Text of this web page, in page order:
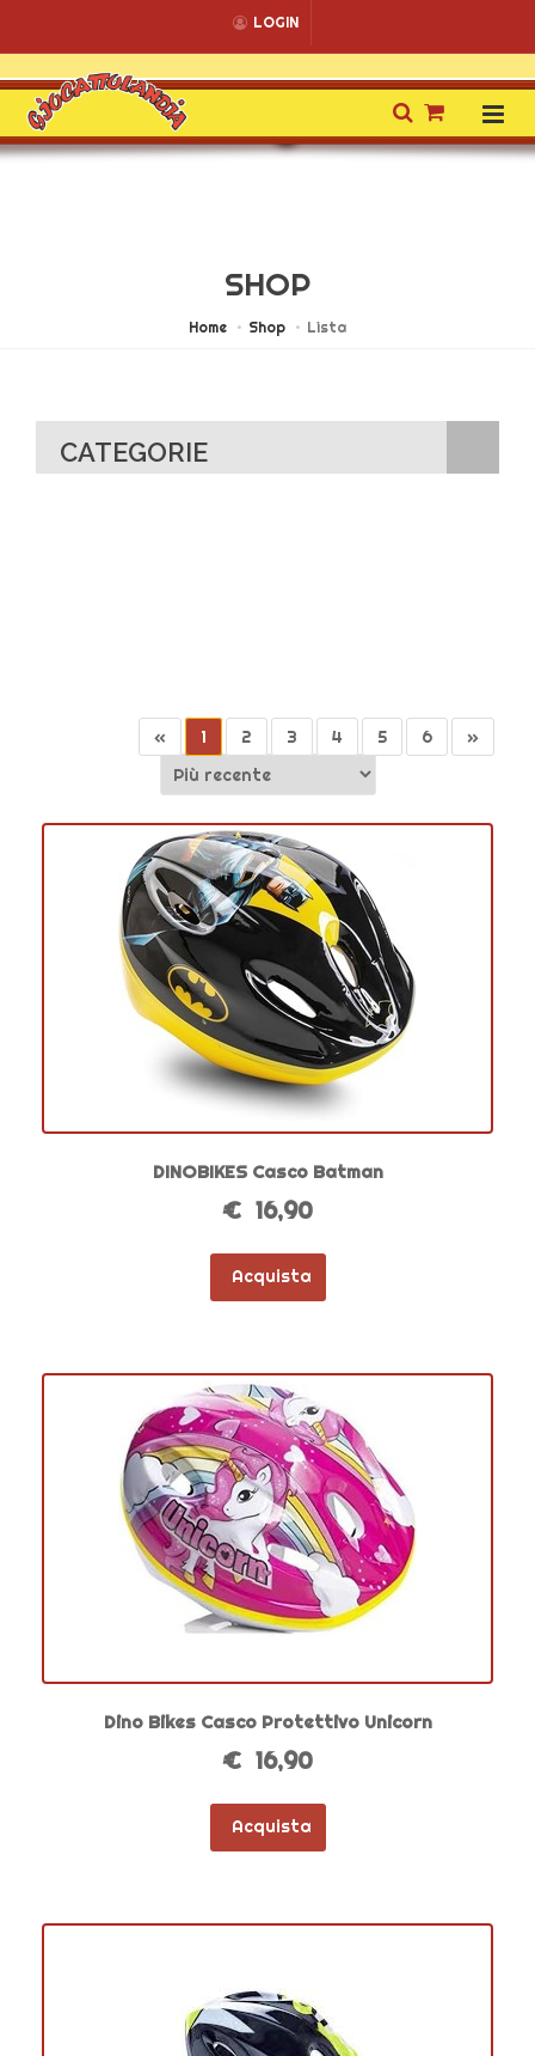
LOGIN
SHOP
Home Shop Lista
CATEGORIE
« 1 2 3 4 5 6 »
DINOBIKES Casco Batman
€ 16,90
Acquista
Dino Bikes Casco Protettivo Unicorn
€ 16,90
Acquista